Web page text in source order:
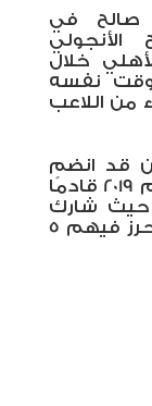
صالح في
الأنجولي
خلال
نفسه
من اللاعب
قد انضم
لصفوف الأهلي في يناير من عام 2019 قادمًا
حيث شارك
مع المارد الأحمر في 44 مباراة أحرز فيهم 5